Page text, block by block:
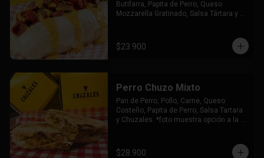
Butifarra, Papita de Perro, Queso
Mozzarella Gratinado, Salsa Tártara y
$23.900
Perro Chuzo Mixto
Pan de Perro, Pollo, Carne, Queso
Costeño, Papita de Perro, Salsa Tartara
y Chuzales. *foto muestra opción a la
$28.900